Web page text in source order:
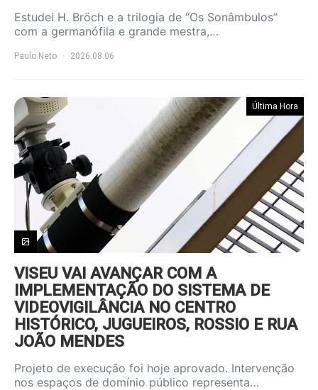
Estudei H. Bröch e a trilogia de “Os Sonâmbulos”
com a germanófila e grande mestra,…
Paulo Neto 2026.08.06
Última Hora
VISEU VAI AVANÇAR COM A
IMPLEMENTAÇÃO DO SISTEMA DE
VIDEOVIGILÂNCIA NO CENTRO
HISTÓRICO, JUGUEIROS, ROSSIO E RUA
JOÃO MENDES
Projeto de execução foi hoje aprovado. Intervenção
nos espaços de domínio público representa…